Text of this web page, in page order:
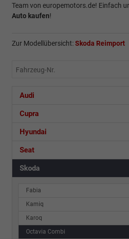
Team von europemotors.de! Einfach
Auto kaufen!
Zur Modellübersicht:Skoda Reimport
Fahrzeug-
Audi
Cupra
Hyundai
Seat
Skoda
Fabia
Kamiq
Karoq
Octavia Combi